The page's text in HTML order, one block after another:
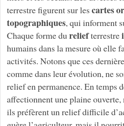
terrestre figurent sur les cartes
topographiques, qui informent
Chaque forme du reliefterrestre
humains dans la mesure où elle
activités. Notons que ces
comme dans leur évolution, ne
relief en permanence. En temps
affectionnent une plaine ouverte,
ils préfèrent un relief difficile